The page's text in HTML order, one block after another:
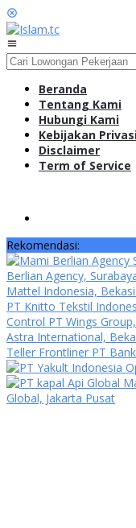
Loncat
ke
konten
Mobile
Beranda
Tentang Kami
Hubungi Kami
Kebijakan
Disclaimer
Term of Service
Rekomendasi:
Berlian Agency,
Mattel Indonesia, Bekasi
PT Knitto Tekstil
Control PT Wings
Astra International,
Teller Frontliner PT
Global, Jakarta Pusat